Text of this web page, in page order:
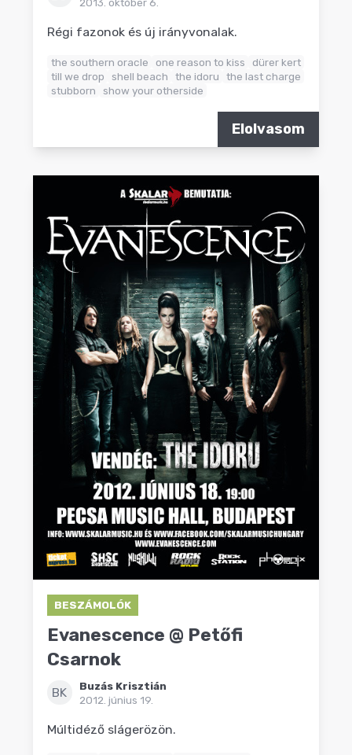
Régi fazonok és új irányvonalak.
the southern oracle one reason to kiss
dürer kert
till we drop
shell beach the idoru
the last charge
stubborn
show your otherside
Elolvasom
BESZÁMOLÓK
Evanescence @ Petőfi
Csarnok
BK
Buzás Krisztián
2012. június 19.
Múltidéző slágerözön.